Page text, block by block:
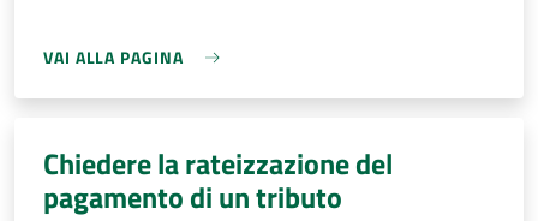
VAI ALLA PAGINA
Chiedere la rateizzazione del
pagamento di un tributo